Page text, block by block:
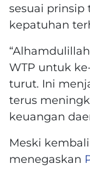
sesuai prinsip
kepatuhan
WTP untuk
turut. Ini
terus
keuangan
Meski
menegaskan